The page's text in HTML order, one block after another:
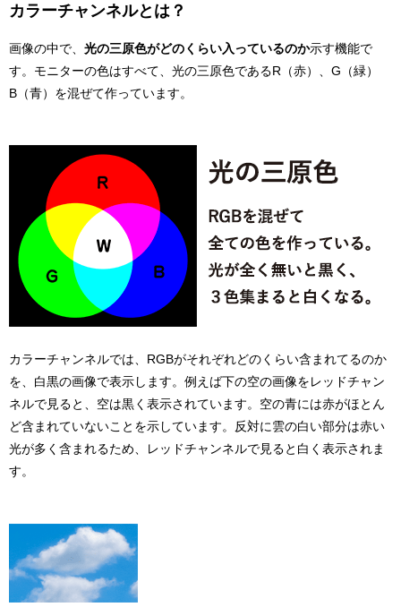
カラーチャンネルとは？
画像の中で、 光の三原色がどのくらい入っているのか示す機能で
す。モニターの色はすべて、光の三原色であるR（赤）、G（緑）
B（青）を混ぜて作っています。
カラーチャンネルでは、RGBがそれぞれどのくらい含まれてるのか
を、白黒の画像で表示します。例えば下の空の画像をレッドチャン
ネルで見ると、空は黒く表示されています。空の青には赤がほとん
ど含まれていないことを示しています。反対に雲の白い部分は赤い
光が多く含まれるため、レッドチャンネルで見ると白く表示されま
す。